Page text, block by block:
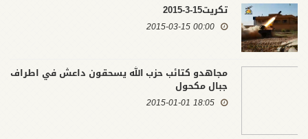
تكريت15-3-2015
00:00 2015-03-15
مجاهدو كتائب حزب الله يسحقون داعش في اطراف
جبال مكحول
18:05 2015-01-01